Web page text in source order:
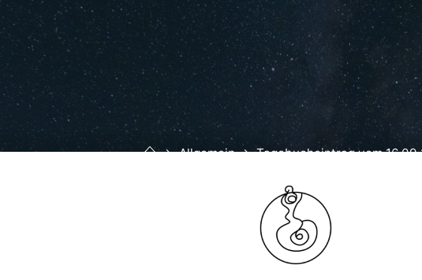
HomeAllgemein Tagebucheintrag vom